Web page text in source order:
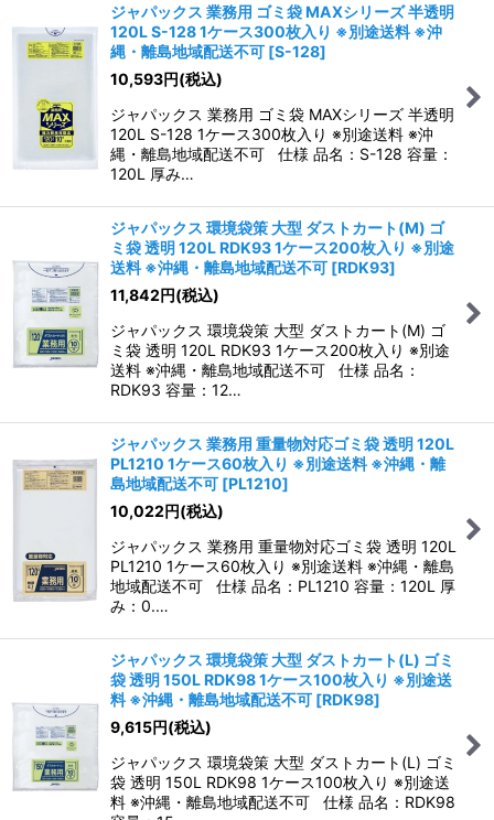
ジャパックス 業務用 ゴミ袋 MAXシリーズ 半透明
120L S-128 1ケース300枚入り ※別途送料 ※沖
縄・離島地域配送不可 [S-128]
10,593円(税込)
ジャパックス 業務用 ゴミ袋 MAXシリーズ 半透明
120L S-128 1ケース300枚入り ※別途送料 ※沖
縄・離島地域配送不可 仕様 品名：S-128 容量：
120L 厚み…
ジャパックス 環境袋策 大型 ダストカート(M) ゴ
ミ袋 透明 120L RDK93 1ケース200枚入り ※別途
送料 ※沖縄・離島地域配送不可 [RDK93]
11,842円(税込)
ジャパックス 環境袋策 大型 ダストカート(M) ゴ
ミ袋 透明 120L RDK93 1ケース200枚入り ※別途
送料 ※沖縄・離島地域配送不可 仕様 品名：
RDK93 容量：12…
ジャパックス 業務用 重量物対応ゴミ袋 透明 120L
PL1210 1ケース60枚入り ※別途送料 ※沖縄・離
島地域配送不可 [PL1210]
10,022円(税込)
ジャパックス 業務用 重量物対応ゴミ袋 透明 120L
PL1210 1ケース60枚入り ※別途送料 ※沖縄・離島
地域配送不可 仕様 品名：PL1210 容量：120L 厚
み：0.…
ジャパックス 環境袋策 大型 ダストカート(L) ゴミ
袋 透明 150L RDK98 1ケース100枚入り ※別途送
料 ※沖縄・離島地域配送不可 [RDK98]
9,615円(税込)
ジャパックス 環境袋策 大型 ダストカート(L) ゴミ
袋 透明 150L RDK98 1ケース100枚入り ※別途送
料 ※沖縄・離島地域配送不可 仕様 品名：RDK98